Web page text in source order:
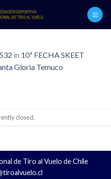
in 10ª FECHA SKEET
Gloria Temuco
closed.
de Tiro al Vuelo de Chile